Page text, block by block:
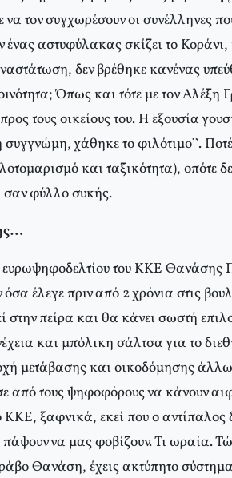
τον συγχωρέσουν οι συνέλληνες
ένας αστυφύλακας σκίζει το
δεν βρέθηκε κανένας
Όπως και τότε με τον Αλέξη
τους οικείους του. Η εξουσία
συγγνώμη, χάθηκε το φιλότιμο”.
και ταξικότητα), οπότε
σαν φύλλο συκής.
του ΚΚΕ Θανάσης
έλεγε πριν από 2 χρόνια στις
στην πείρα και θα κάνει σωστή
και μπόλικη σάλτσα για το
μετάβασης και οικοδόμησης
από τους ψηφοφόρους να κάνουν
ξαφνικά, εκεί που ο αντίπαλος
να μας φοβίζουν. Τι ωραία.
Θανάση, έχεις ακτύπητο